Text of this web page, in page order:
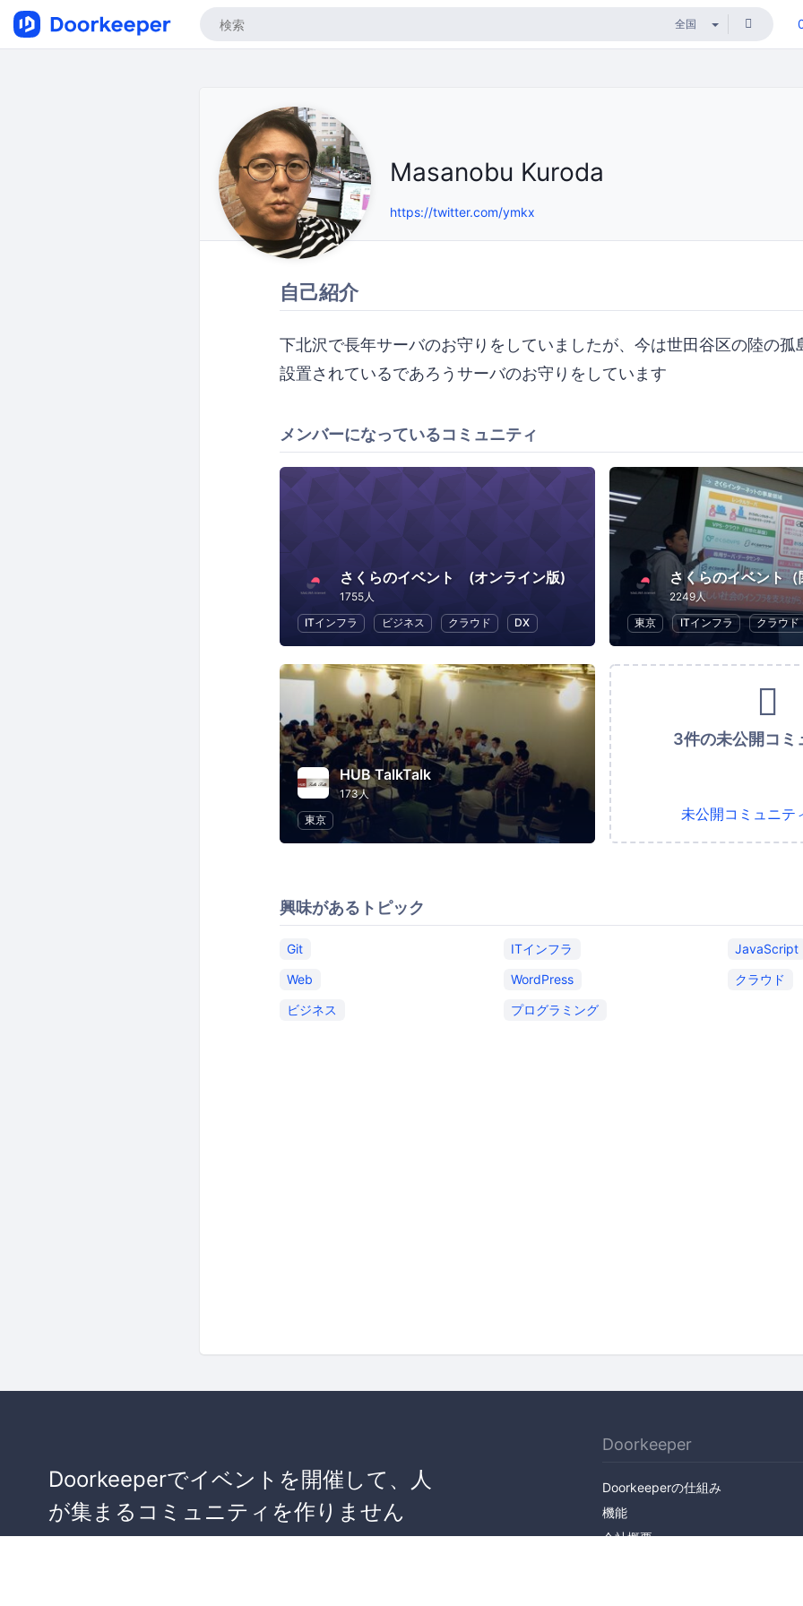
Masanobu Kuroda
https://twitter.com/ymkx
自己紹介
下北沢で長年サーバのお守りをしていましたが、今は世田谷区の陸の孤
設置されているであろうサーバのお守りをしています
メンバーになっているコミュニティ
さくらのイベント (オンライン版)
1755人
ITインフラ
ビジネス クラウド DX
さくらのイベント
2249人
東京
ITインフラ クラウド
HUB TalkTalk
173人
東京
3件の未公開コミ
未公開コミュニテ
興味があるトピック
Git ITインフラ
JavaScript
Web
WordPress
クラウド
ビジネス
プログラミング
Doorkeeperでイベントを開催して、人
が集まるコミュニティを作りません
か？
Doorkeeper
Doorkeeperの仕組み
機能
会社概要